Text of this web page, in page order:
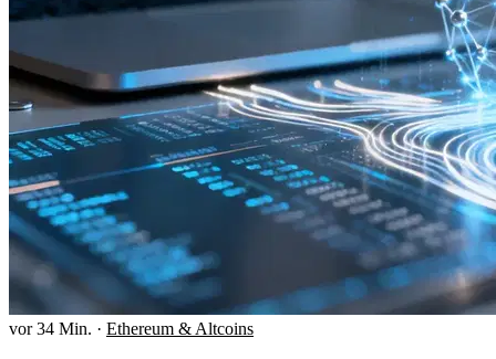
vor 34 Min. · Ethereum & Altcoins